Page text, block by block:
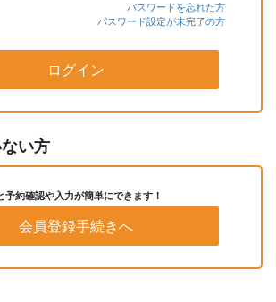
パスワードを忘れた方
パスワード設定が未完了の方
ログイン
い方
予約確認や入力が簡単にできます！
会員登録手続きへ